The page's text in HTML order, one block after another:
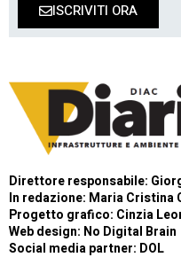
ISCRIVITI ORA
Direttore responsabile:
In redazione: Maria Cristina
Progetto grafico: Cinzia
Web design: No Digital Brain
Social media partner: DOL